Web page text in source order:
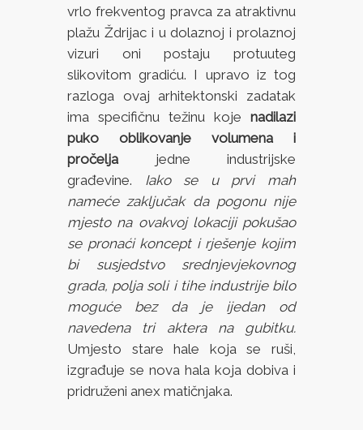
vrlo frekventog pravca za atraktivnu
plažu Ždrijac i u dolaznoj i prolaznoj
vizuri oni postaju protuuteg
slikovitom gradiću. I upravo iz tog
razloga ovaj arhitektonski zadatak
ima specifičnu težinu koje nadilazi
puko oblikovanje volumena i
pročelja jedne industrijske
građevine. Iako se u prvi mah
nameće zaključak da pogonu nije
mjesto na ovakvoj lokaciji pokušao
se pronaći koncept i rješenje kojim
bi susjedstvo srednjevjekovnog
grada, polja soli i tihe industrije bilo
moguće bez da je ijedan od
navedena tri aktera na gubitku.
Umjesto stare hale koja se ruši,
izgrađuje se nova hala koja dobiva i
pridruženi anex matičnjaka.